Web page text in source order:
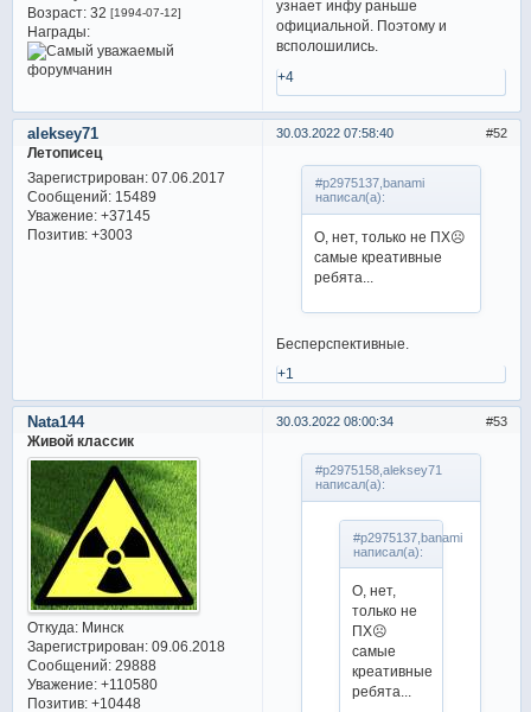
Возраст:32 [1994-07-12]
Награды:
узнает инфу раньше
официальной. Поэтому и
всполошились.
+4
52
30.03.2022 07:58:40
aleksey71
Летописец
Зарегистрирован: 07.06.2017
Сообщений:15489
Уважение: +37145
Позитив: +3003
#p2975137,banami
написал(а):
О, нет, только не ПХ☹️
самые креативные
ребята...
Бесперспективные.
+1
53
30.03.2022 08:00:34
Nata144
Живой классик
Откуда:Минск
Зарегистрирован: 09.06.2018
Сообщений:29888
Уважение: +110580
Позитив: +10448
#p2975158,aleksey71
написал(а):
#p2975137,banami
написал(а):
О, нет,
только не
ПХ☹
самые
креативные
ребята...